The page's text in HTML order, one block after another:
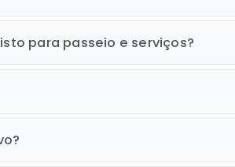
para passeio e serviços?